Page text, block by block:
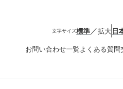
文字サイズ標準／拡大日
お問い合わせ一覧よくある質問